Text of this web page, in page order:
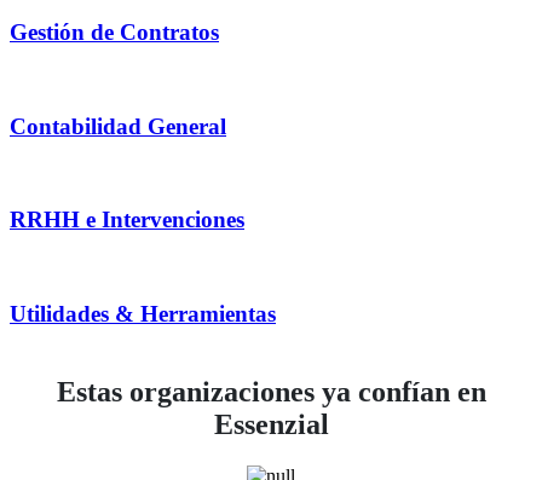
Gestión de Contratos
Contabilidad General
RRHH e Intervenciones
Utilidades & Herramientas
Estas organizaciones ya confían en
Essenzial